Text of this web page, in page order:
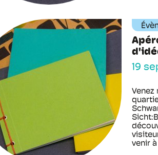
19
Venez
venir